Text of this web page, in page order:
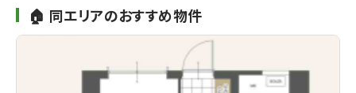
🏠 同エリアのおすすめ物件